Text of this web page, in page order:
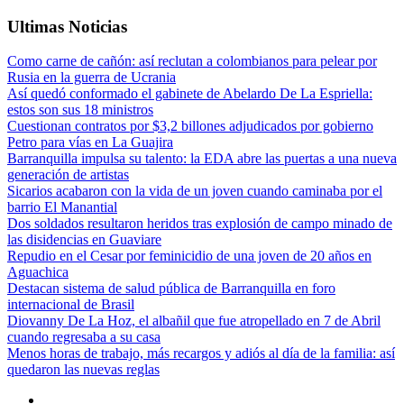
Ultimas Noticias
Como carne de cañón: así reclutan a colombianos para pelear por
Rusia en la guerra de Ucrania
Así quedó conformado el gabinete de Abelardo De La Espriella:
estos son sus 18 ministros
Cuestionan contratos por $3,2 billones adjudicados por gobierno
Petro para vías en La Guajira
Barranquilla impulsa su talento: la EDA abre las puertas a una nueva
generación de artistas
Sicarios acabaron con la vida de un joven cuando caminaba por el
barrio El Manantial
Dos soldados resultaron heridos tras explosión de campo minado de
las disidencias en Guaviare
Repudio en el Cesar por feminicidio de una joven de 20 años en
Aguachica
Destacan sistema de salud pública de Barranquilla en foro
internacional de Brasil
Diovanny De La Hoz, el albañil que fue atropellado en 7 de Abril
cuando regresaba a su casa
Menos horas de trabajo, más recargos y adiós al día de la familia: así
quedaron las nuevas reglas